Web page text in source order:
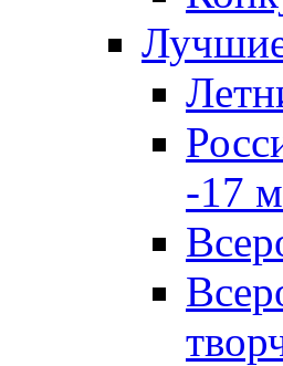
-17